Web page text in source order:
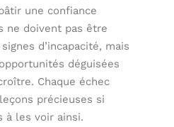
une confiance
ne doivent pas être
d’incapacité, mais
déguisées
Chaque échec
précieuses si
à les voir ainsi.